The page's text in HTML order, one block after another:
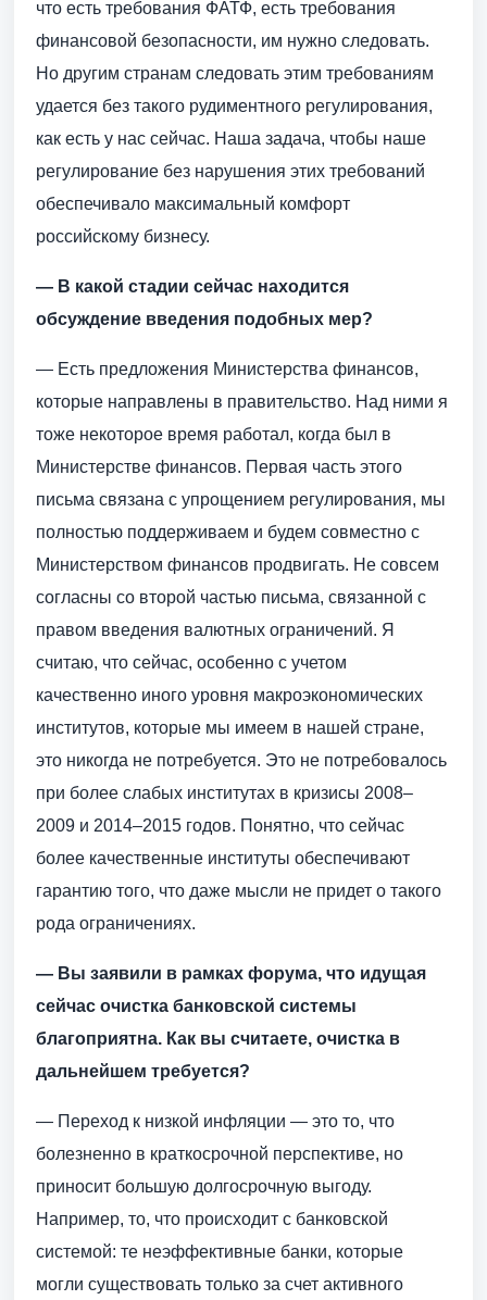
что есть требования ФАТФ, есть требования
финансовой безопасности, им нужно следовать.
Но другим странам следовать этим требованиям
удается без такого рудиментного регулирования,
как есть у нас сейчас. Наша задача, чтобы наше
регулирование без нарушения этих требований
обеспечивало максимальный комфорт
российскому бизнесу.
— В какой стадии сейчас находится
обсуждение введения подобных мер?
— Есть предложения Министерства финансов,
которые направлены в правительство. Над ними я
тоже некоторое время работал, когда был в
Министерстве финансов. Первая часть этого
письма связана с упрощением регулирования, мы
полностью поддерживаем и будем совместно с
Министерством финансов продвигать. Не совсем
согласны со второй частью письма, связанной с
правом введения валютных ограничений. Я
считаю, что сейчас, особенно с учетом
качественно иного уровня макроэкономических
институтов, которые мы имеем в нашей стране,
это никогда не потребуется. Это не потребовалось
при более слабых институтах в кризисы 2008–
2009 и 2014–2015 годов. Понятно, что сейчас
более качественные институты обеспечивают
гарантию того, что даже мысли не придет о такого
рода ограничениях.
— Вы заявили в рамках форума, что идущая
сейчас очистка банковской системы
благоприятна. Как вы считаете, очистка в
дальнейшем требуется?
— Переход к низкой инфляции — это то, что
болезненно в краткосрочной перспективе, но
приносит большую долгосрочную выгоду.
Например, то, что происходит с банковской
системой: те неэффективные банки, которые
могли существовать только за счет активного